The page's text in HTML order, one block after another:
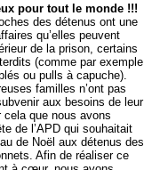
pour tout le monde !!!
des détenus ont une
qu’elles peuvent
de la prison, certains
(comme par exemple
ou pulls à capuche).
familles n’ont pas
aux besoins de leur
cela que nous avons
de l’APD qui souhaitait
de Noël aux détenus des
Afin de réaliser ce